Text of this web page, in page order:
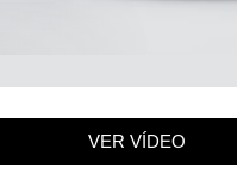
VER VÍDEO